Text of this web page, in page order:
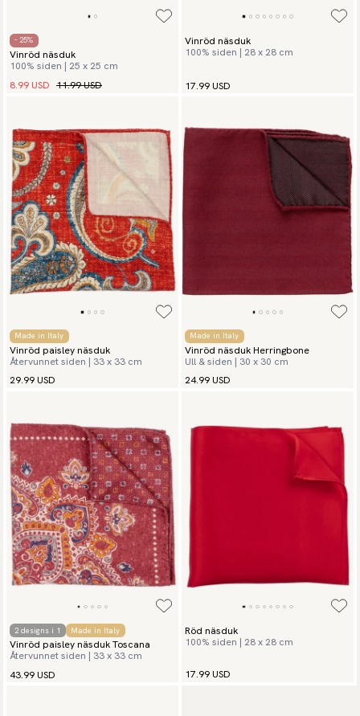
- 25%
Vinröd näsduk
100% siden | 25 x 25 cm
8.99 USD 11.99 USD
Vinröd näsduk
100% siden | 28 x 28 cm
17.99 USD
Made in Italy
Vinröd paisley näsduk
Återvunnet siden | 33 x 33 cm
29.99 USD
Made in Italy
Vinröd näsduk Herringbone
Ull & siden | 30 x 30 cm
24.99 USD
2 designs i 1 Made in Italy
Vinröd paisley näsduk Toscana
Återvunnet siden | 33 x 33 cm
43.99 USD
Röd näsduk
100% siden | 28 x 28 cm
17.99 USD